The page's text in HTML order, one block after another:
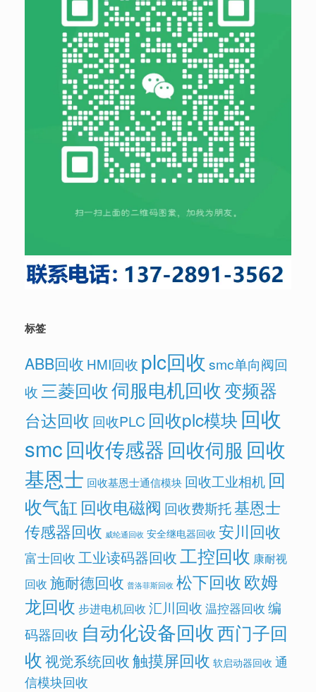
标签
ABB回收 HMI回收 plc回收 smc单向阀回
收三菱回收伺服电机回收变频器
台达回收 回收PLC 回收plc模块 回收
smc回收传感器回收伺服 回收
基恩士 回收基恩士通信模块 回收工业相机 回
收气缸 回收电磁阀 回收费斯托基恩士
传感器回收 威纶通回收 安全继电器回收 安川回收
富士回收工业读码器回收工控回收 康耐视
回收 施耐德回收 普洛菲斯回收 松下回收欧姆
龙回收 步进电机回收 汇川回收 温控器回收 编
码器回收 自动化设备回收西门子回
收视觉系统回收触摸屏回收 软启动器回收 通
信模块回收